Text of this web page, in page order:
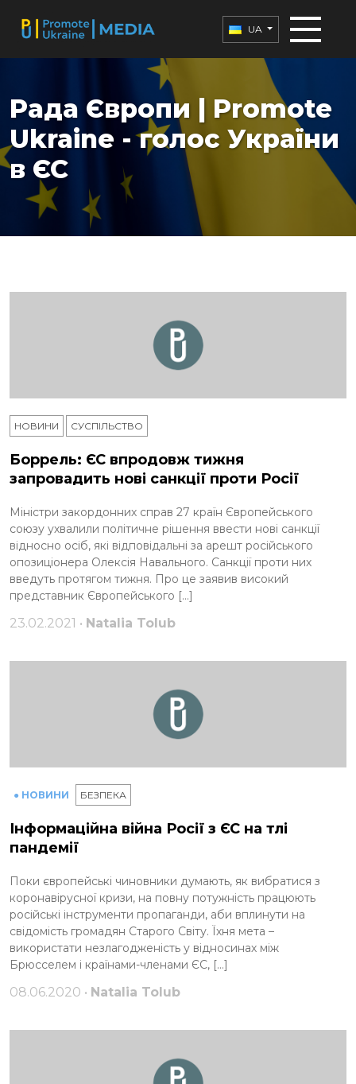
UA
Рада Європи | Promote
Ukraine - голос України
в ЄС
НОВИНИ СУСПІЛЬСТВО
Боррель: ЄС впродовж тижня
запровадить нові санкції проти Росії
Міністри закордонних справ 27 країн Європейського
союзу ухвалили політичне рішення ввести нові санкції
відносно осіб, які відповідальні за арешт російського
опозиціонера Олексія Навального. Санкції проти них
введуть протягом тижня. Про це заявив високий
представник Європейського […]
23.02.2021 • Natalia Tolub
● НОВИНИ БЕЗПЕКА
Інформаційна війна Росії з ЄС на тлі
пандемії
Поки європейські чиновники думають, як вибратися з
коронавірусної кризи, на повну потужність працюють
російські інструменти пропаганди, аби вплинути на
свідомість громадян Старого Світу. Їхня мета –
використати незлагодженість у відносинах між
Брюсселем і країнами-членами ЄС, […]
08.06.2020 • Natalia Tolub